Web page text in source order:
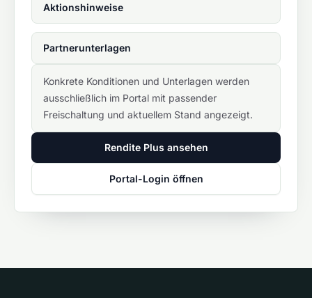
Aktionshinweise
Partnerunterlagen
Konkrete Konditionen und Unterlagen werden
ausschließlich im Portal mit passender
Freischaltung und aktuellem Stand angezeigt.
Rendite Plus ansehen
Portal-Login öffnen